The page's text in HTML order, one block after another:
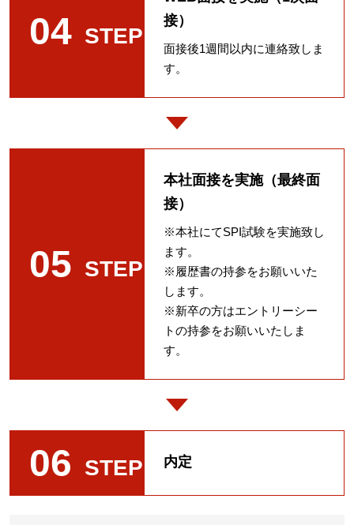
04 STEP
接）
面接後1週間以内に連絡致しま
す。
05 STEP
本社面接を実施（最終面
接）
※本社にてSPI試験を実施致し
ます。
※履歴書の持参をお願いいた
します。
※新卒の方はエントリーシー
トの持参をお願いいたしま
す。
06 STEP 内定